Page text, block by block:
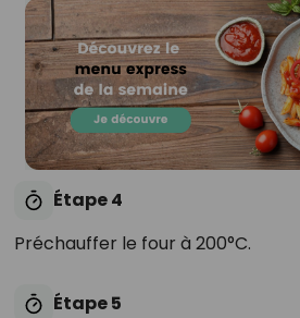
Étape 4
Préchauffer le four à 200°C.
Étape 5